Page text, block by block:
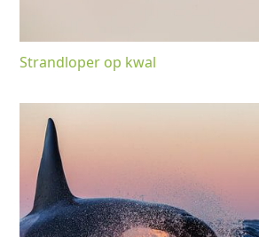
Strandloper op kwal